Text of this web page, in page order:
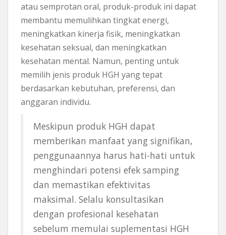
atau semprotan oral, produk-produk ini dapat
membantu memulihkan tingkat energi,
meningkatkan kinerja fisik, meningkatkan
kesehatan seksual, dan meningkatkan
kesehatan mental. Namun, penting untuk
memilih jenis produk HGH yang tepat
berdasarkan kebutuhan, preferensi, dan
anggaran individu.
Meskipun produk HGH dapat
memberikan manfaat yang signifikan,
penggunaannya harus hati-hati untuk
menghindari potensi efek samping
dan memastikan efektivitas
maksimal. Selalu konsultasikan
dengan profesional kesehatan
sebelum memulai suplementasi HGH